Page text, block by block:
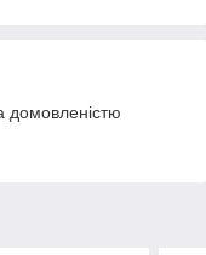
домовленістю